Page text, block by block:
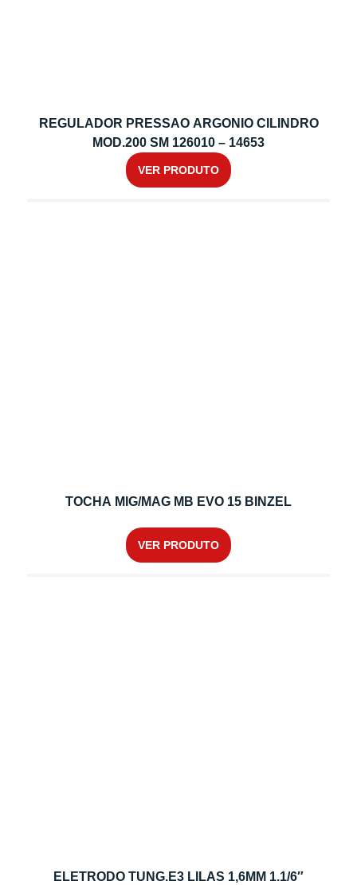
REGULADOR PRESSAO ARGONIO CILINDRO
MOD.200 SM 126010 – 14653
VER PRODUTO
TOCHA MIG/MAG MB EVO 15 BINZEL
VER PRODUTO
ELETRODO TUNG.E3 LILAS 1,6MM 1.1/6″